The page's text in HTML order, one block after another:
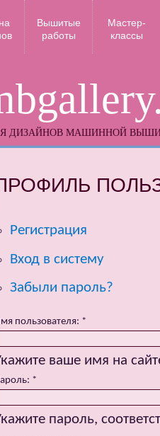
ДИЗАЙНОВ МАШИННОЙ
Вышитые
работы
Мастер-
классы
Регистрация
Вход в систему
Забыли пароль?
пользователя: *
ваше имя на
*
пароль,